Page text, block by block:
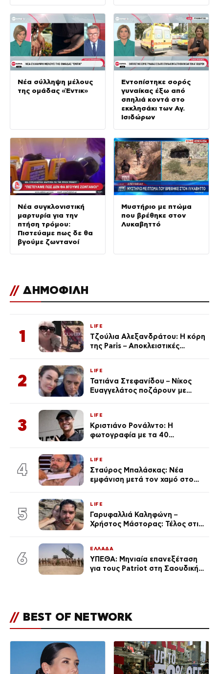
Νέα σύλληψη μέλους
της ομάδας «Έντικ»
Εντοπίστηκε σορός
γυναίκας έξω από
σπηλιά κοντά στο
εκκλησάκι των Αγ.
Ισιδώρων
Νέα συγκλονιστική
μαρτυρία για την
πτήση τρόμου:
Πιστεύαμε πως δε θα
βγούμε ζωντανοί
Μυστήριο με πτώμα
που βρέθηκε στον
Λυκαβηττό
// ΔΗΜΟΦΙΛΗ
1
LIFE
Τζούλια Αλεξανδράτου: Η κόρη
της Paris – Αποκλειστικές
2
LIFE
Τατιάνα Στεφανίδου – Νίκος
Ευαγγελάτος ποζάρουν με
3
LIFE
Κριστιάνο Ρονάλντο: Η
φωτογραφία με τα 40
εκ. likes
4
LIFE
Σταύρος Μπαλάσκας: Νέα
εμφάνιση μετά τον χαμό στο
5
LIFE
Γαρυφαλλιά Καληφώνη –
Χρήστος Μάστορας: Τέλος στις
6
ΕΛΛΑΔΑ
ΥΠΕΘΑ: Μηνιαία επανεξέταση
για τους Patriot στη Σαουδική
// BEST OF NETWORK